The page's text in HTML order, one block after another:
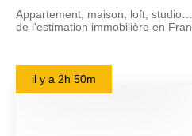
Appartement, maison, loft,
de l'estimation immobilière en
il y a 2h 50m